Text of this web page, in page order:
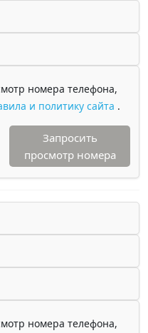
номера телефона,
и политику сайта .
Запросить
просмотр номера
номера телефона,